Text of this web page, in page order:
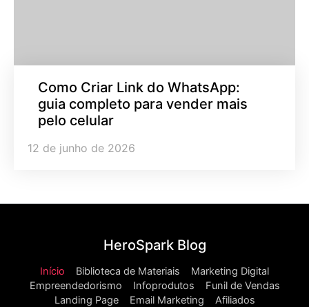
Como Criar Link do WhatsApp:
guia completo para vender mais
pelo celular
12 de junho de 2026
Início Biblioteca de Materiais
Marketing Digital
Empreendedorismo
Infoprodutos
Funil de Vendas
Landing Page
Email Marketing
Afiliados
HeroSpark Blog